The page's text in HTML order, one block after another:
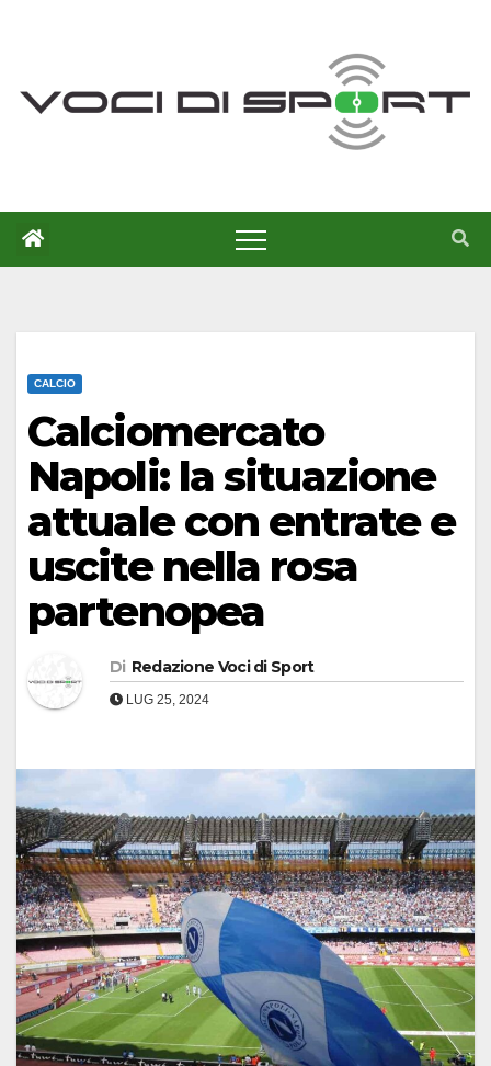
CALCIO
Calciomercato
Napoli: la situazione
attuale con entrate e
uscite nella rosa
partenopea
Di Redazione Voci di Sport
LUG 25, 2024